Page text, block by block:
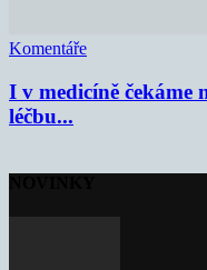
Komentáře
I v medicíně čekáme
léčbu...